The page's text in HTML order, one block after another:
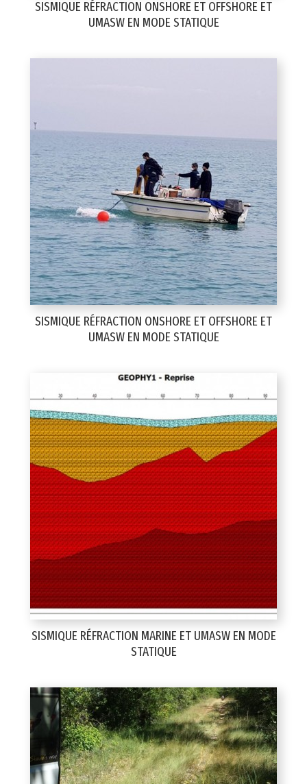
SISMIQUE RÉFRACTION ONSHORE ET OFFSHORE ET
UMASW EN MODE STATIQUE
SISMIQUE RÉFRACTION ONSHORE ET OFFSHORE ET
UMASW EN MODE STATIQUE
SISMIQUE RÉFRACTION MARINE ET UMASW EN MODE
STATIQUE